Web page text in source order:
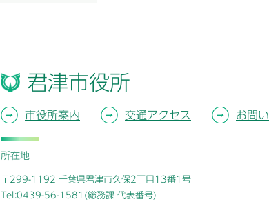
君津市役所
市役所案内 交通アクセス お問
所在地
〒299-1192 千葉県君津市久保2丁目13番1号
Tel:0439-56-1581(総務課 代表番号)